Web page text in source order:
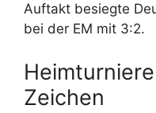
Auftakt besiegte
bei der EM mit 3:2.
Zeichen